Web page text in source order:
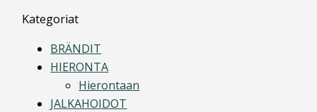
Kategoriat
BRÄNDIT
HIERONTA
Hierontaan
JALKAHOIDOT